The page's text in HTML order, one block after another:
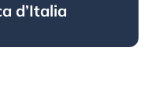
d’Italia